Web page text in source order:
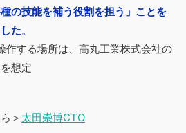
の技能を補う役割を担う」ことを
た。
作する場所は、高丸工業株式会社の
想定
＞ 太田崇博CTO